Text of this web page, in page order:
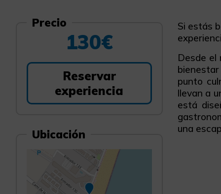
Precio
130€
Reservar
experiencia
Ubicación
Si estás
Desde
punto
llevan a
está
una